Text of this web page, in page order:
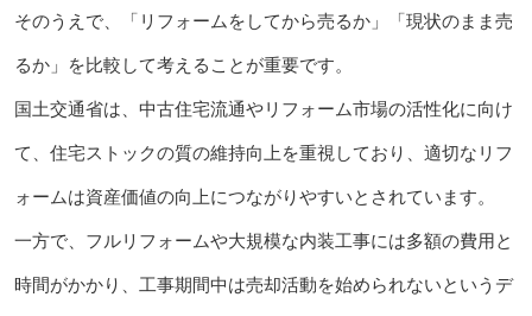
そのうえで、「リフォームをしてから売るか」「現状のまま売
るか」を比較して考えることが重要です。
国土交通省は、中古住宅流通やリフォーム市場の活性化に向け
て、住宅ストックの質の維持向上を重視しており、適切なリフ
ォームは資産価値の向上につながりやすいとされています。
一方で、フルリフォームや大規模な内装工事には多額の費用と
時間がかかり、工事期間中は売却活動を始められないというデ